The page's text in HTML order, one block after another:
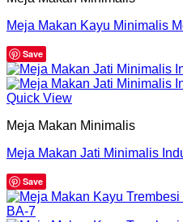
Meja Makan Kayu Minimalis
Save
Quick View
Meja Makan Minimalis
Meja Makan Jati Minimalis
Save